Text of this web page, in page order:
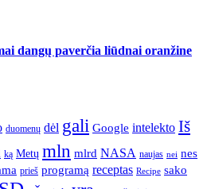
dangų paverčia liūdnai oranžine
duomenų dėl gali Google intelekto Iš
ką Metų mln mlrd NASA naujas nei nes
prieš programą receptas Recipe sako